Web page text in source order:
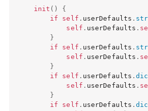
init ( )
{
if
self . userDefaults .
self . userDefaults .
}
if
self . userDefaults .
self . userDefaults .
}
if
self . userDefaults .
self . userDefaults .
}
if
self . userDefaults .